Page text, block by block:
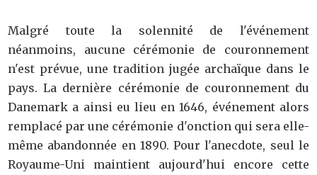
Malgré toute la solennité de l'événement
néanmoins, aucune cérémonie de couronnement
n'est prévue, une tradition jugée archaïque dans le
pays. La dernière cérémonie de couronnement du
Danemark a ainsi eu lieu en 1646, événement alors
remplacé par une cérémonie d'onction qui sera elle-
même abandonnée en 1890. Pour l'anecdote, seul le
Royaume-Uni maintient aujourd'hui encore cette